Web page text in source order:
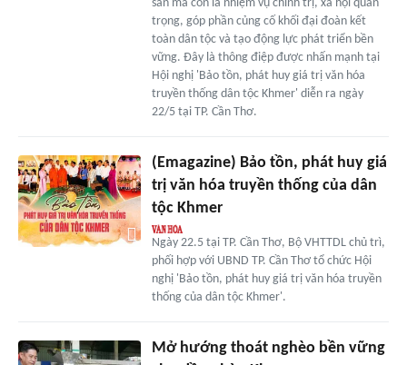
sản mà còn là nhiệm vụ chính trị, xã hội quan
trọng, góp phần củng cố khối đại đoàn kết
toàn dân tộc và tạo động lực phát triển bền
vững. Đây là thông điệp được nhấn mạnh tại
Hội nghị 'Bảo tồn, phát huy giá trị văn hóa
truyền thống dân tộc Khmer' diễn ra ngày
22/5 tại TP. Cần Thơ.
(Emagazine) Bảo tồn, phát huy giá
trị văn hóa truyền thống của dân
tộc Khmer
Ngày 22.5 tại TP. Cần Thơ, Bộ VHTTDL chủ trì,
phối hợp với UBND TP. Cần Thơ tổ chức Hội
nghị 'Bảo tồn, phát huy giá trị văn hóa truyền
thống của dân tộc Khmer'.
Mở hướng thoát nghèo bền vững